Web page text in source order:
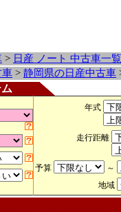
> 日産 ノート 中古車一覧
車 > 静岡県の日産中古車
年式
走行距離
予算
～
地域